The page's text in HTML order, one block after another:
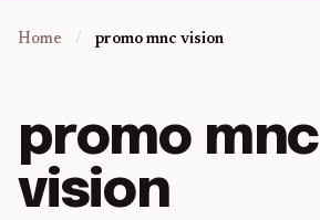
Home / promo mnc vision
promo mnc
vision